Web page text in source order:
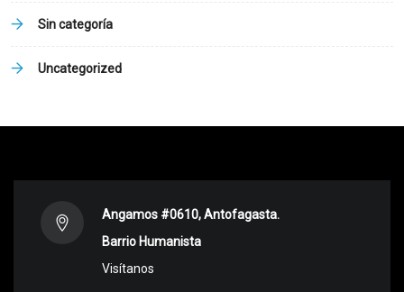
Sin categoría
Uncategorized
Angamos #0610, Antofagasta.
Barrio Humanista
Visítanos